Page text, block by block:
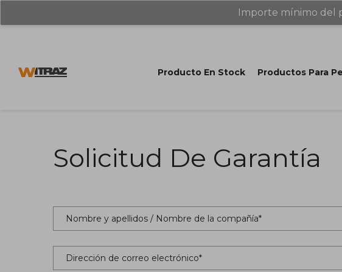
Importe mínimo del
Producto En Stock Productos Para
Solicitud De Garantía